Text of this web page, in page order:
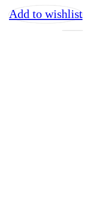
Add to wishlist
Add to wishlist
Add to wishlist
Add to wishlist